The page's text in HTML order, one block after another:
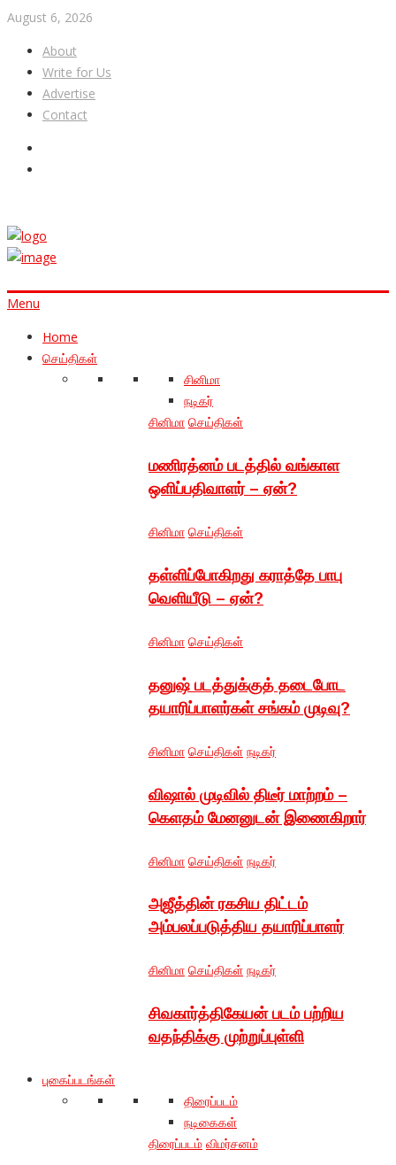
August 6, 2026
About
Write for Us
Advertise
Contact
Menu
Home
செய்திகள்
சினிமா
நடிகர்
சினிமா செய்திகள்
மணிரத்னம் படத்தில் வங்காள
ஒளிப்பதிவாளர் – ஏன்?
சினிமா செய்திகள்
தள்ளிப்போகிறது கராத்தே பாபு
வெளியீடு – ஏன்?
சினிமா செய்திகள்
தனுஷ் படத்துக்குத் தடைபோட
தயாரிப்பாளர்கள் சங்கம் முடிவு?
சினிமா செய்திகள் நடிகர்
விஷால் முடிவில் திடீர் மாற்றம் –
கெளதம் மேனனுடன் இணைகிறார்
சினிமா செய்திகள் நடிகர்
அஜீத்தின் ரகசிய திட்டம்
அம்பலப்படுத்திய தயாரிப்பாளர்
சினிமா செய்திகள் நடிகர்
சிவகார்த்திகேயன் படம் பற்றிய
வதந்திக்கு முற்றுப்புள்ளி
புகைப்படங்கள்
திரைப்படம்
நடிகைகள்
திரைப்படம் விமர்சனம்